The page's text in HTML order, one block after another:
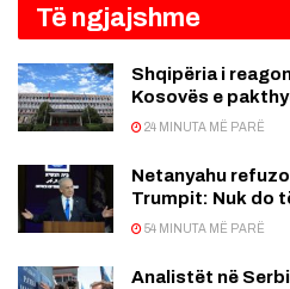
Të ngjajshme
Shqipëria i
Kosovës e
24 MINUTA MË PARË
Netanyahu
Trumpit: Nuk do
54 MINUTA MË PARË
Analistët në